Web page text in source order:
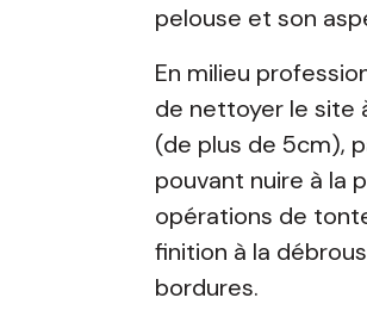
pelouse et son
En milieu
de nettoyer le site
(de plus de 5cm),
pouvant nuire à la
opérations de
finition à la
bordures.